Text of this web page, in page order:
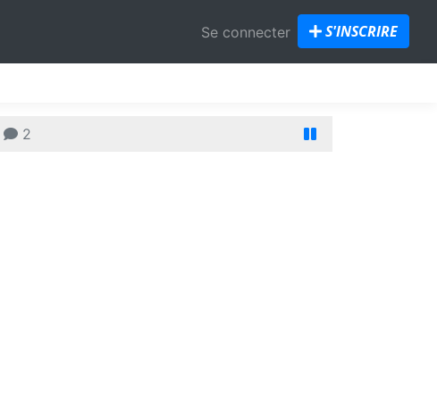
Se connecter S'INSCRIRE
2